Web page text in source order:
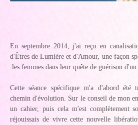
En septembre 2014, j'ai reçu en
d'Êtres de Lumière et d'Amour, une façon
les femmes dans leur quête de guérison d'un
Cette séance spécifique m'a d'abord
chemin d'évolution. Sur le conseil de mon
un cahier, puis cela m'est complètement
réjouissais de vivre cette nouvelle